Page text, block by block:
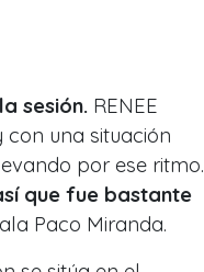
sesión. RENEE
una situación
por ese ritmo.
que fue bastante
Paco Miranda.